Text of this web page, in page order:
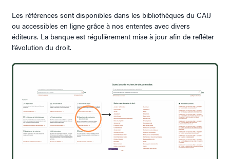
Les références sont disponibles dans les bibliothèques du CAIJ
ou accessibles en ligne grâce à nos ententes avec divers
éditeurs. La banque est régulièrement mise à jour afin de refléter
l’évolution du droit.